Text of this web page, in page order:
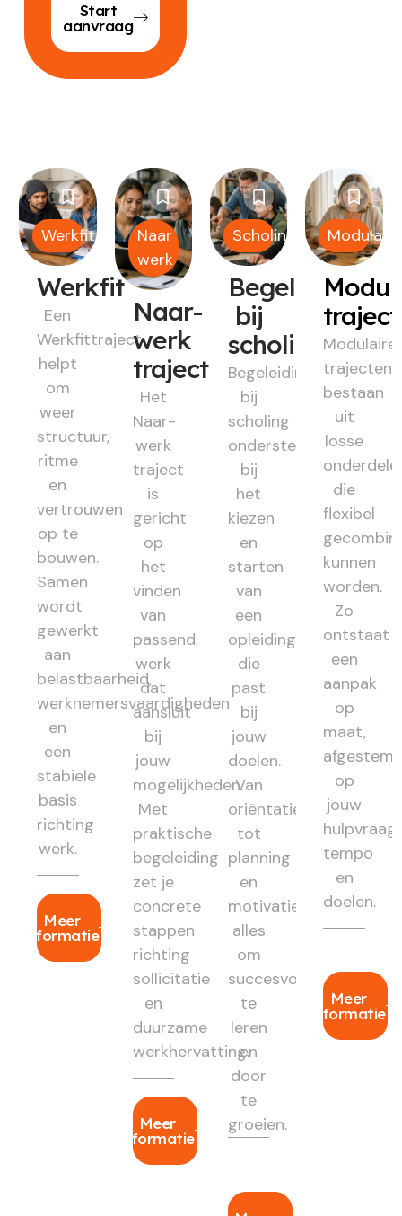
Start
aanvraag
Werkfit
Werkfit
Een
Werkfittraject
helpt
om
weer
structuur,
ritme
en
vertrouwen
op te
bouwen.
Samen
wordt
gewerkt
aan
belastbaarheid,
werknemersvaardigheden
en
een
stabiele
basis
richting
werk.
Meer
informatie
Naar
werk
Naar-
werk
traject
Het
Naar-
werk
traject
is
gericht
op
het
vinden
van
passend
werk
dat
aansluit
bij
jouw
mogelijkheden.
Met
praktische
begeleiding
zet je
concrete
stappen
richting
sollicitatie
en
duurzame
werkhervatting.
Meer
informatie
Scholing
Begeleiding
bij
scholing
Begeleiding
bij
scholing
ondersteunt
bij
het
kiezen
en
starten
van
een
opleiding
die
past
bij
jouw
doelen.
Van
oriëntatie
tot
planning
en
motivatie:
alles
om
succesvol
te
leren
en
door
te
groeien.
Modulair
Modulaire
trajecten
bestaan
uit
losse
die
flexibel
kunnen
worden.
Zo
ontstaat
een
aanpak
op
maat,
op
jouw
hulpvraag,
tempo
en
doelen.
Meer
informatie